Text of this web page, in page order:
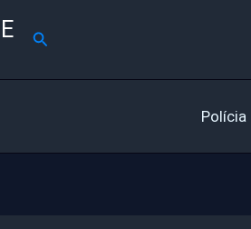
Pesquisar
Polícia